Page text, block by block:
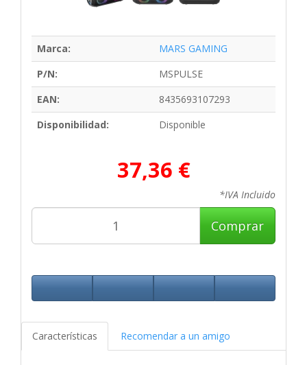
Marca:
MARS GAMING
P/N:
MSPULSE
EAN:
8435693107293
Disponibilidad:
Disponible
37,36 €
*IVA Incluido
Comprar
Características Recomendar a un amigo